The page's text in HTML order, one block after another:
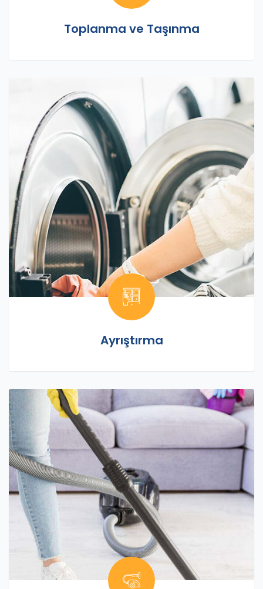
Toplanma ve Taşınma
Ayrıştırma